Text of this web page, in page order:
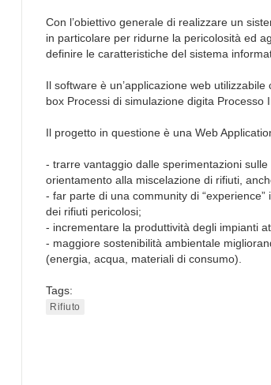
Con l’obiettivo generale di realizzare un
in particolare per ridurne la pericolosità ed
definire le caratteristiche del sistema
Il software è un’applicazione web
box Processi di simulazione digita Processo
Il progetto in questione è una Web
- trarre vantaggio dalle sperimentazioni
orientamento alla miscelazione di rifiuti,
- far parte di una community di
dei rifiuti pericolosi;
- incrementare la produttività degli impianti
- maggiore sostenibilità ambientale
(energia, acqua, materiali di consumo).
Tags:
Rifiuto